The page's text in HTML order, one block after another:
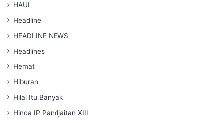
HAUL
Headline
HEADLINE NEWS
Headlines
Hemat
Hiburan
Hilal Itu Banyak
Hinca IP Pandjaitan XIII